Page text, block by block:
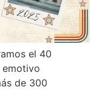
el 40
emotivo
de 300